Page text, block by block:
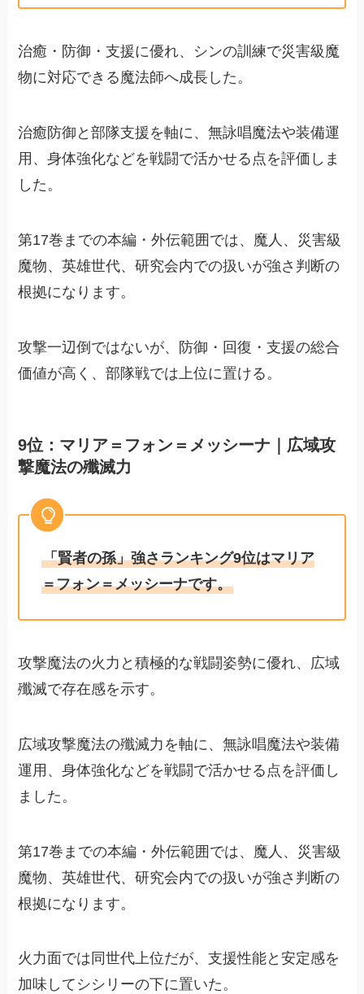
治癒・防御・支援に優れ、シンの訓練で災害級魔
物に対応できる魔法師へ成長した。
治癒防御と部隊支援を軸に、無詠唱魔法や装備運
用、身体強化などを戦闘で活かせる点を評価しま
した。
第17巻までの本編・外伝範囲では、魔人、災害級
魔物、英雄世代、研究会内での扱いが強さ判断の
根拠になります。
攻撃一辺倒ではないが、防御・回復・支援の総合
価値が高く、部隊戦では上位に置ける。
9位：マリア＝フォン＝メッシーナ｜広域攻
撃魔法の殲滅力
「賢者の孫」強さランキング9位はマリア
＝フォン＝メッシーナです。
攻撃魔法の火力と積極的な戦闘姿勢に優れ、広域
殲滅で存在感を示す。
広域攻撃魔法の殲滅力を軸に、無詠唱魔法や装備
運用、身体強化などを戦闘で活かせる点を評価し
ました。
第17巻までの本編・外伝範囲では、魔人、災害級
魔物、英雄世代、研究会内での扱いが強さ判断の
根拠になります。
火力面では同世代上位だが、支援性能と安定感を
加味してシシリーの下に置いた。